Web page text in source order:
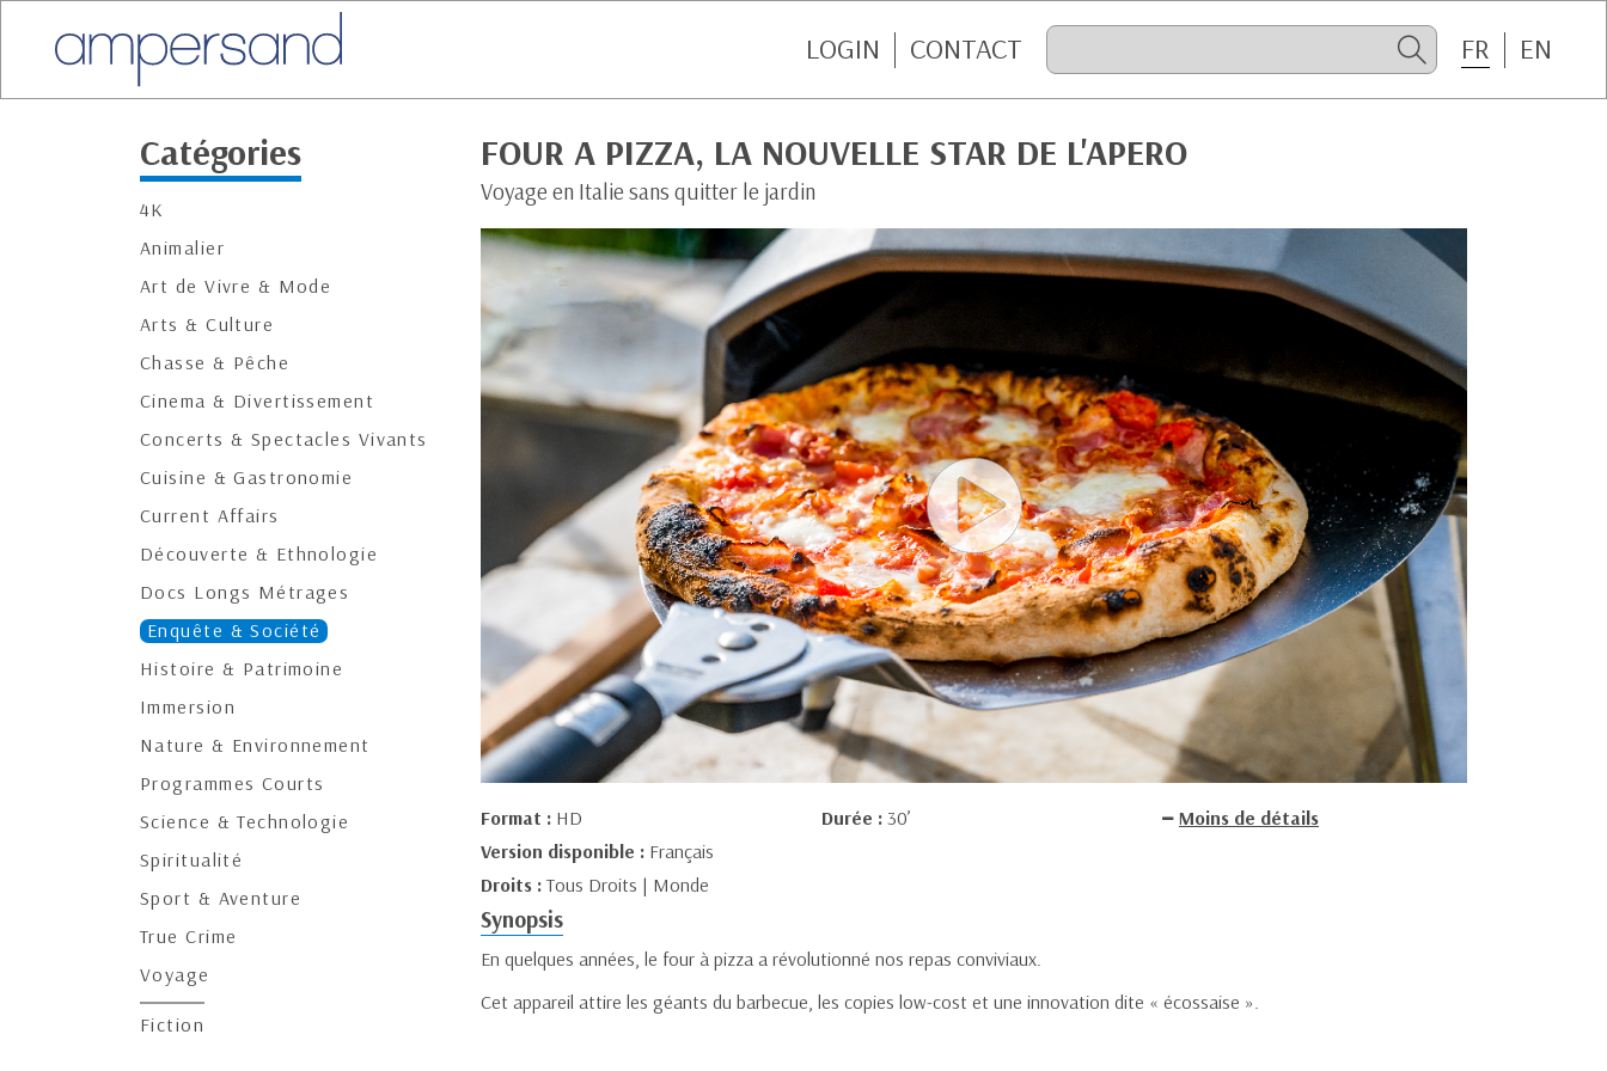
LOGIN CONTACT FR EN
Catégories
4K
Animalier
Art de Vivre & Mode
Arts & Culture
Chasse & Pêche
Cinema & Divertissement
Concerts & Spectacles Vivants
Cuisine & Gastronomie
Current Affairs
Découverte & Ethnologie
Docs Longs Métrages
Enquête & Société
Histoire & Patrimoine
Immersion
Nature & Environnement
Programmes Courts
Science & Technologie
Spiritualité
Sport & Aventure
True Crime
Voyage
Fiction
FOUR A PIZZA, LA NOUVELLE STAR DE L'APERO
Voyage en Italie sans quitter le jardin
Format : HD Durée : 30’
Moins de détails
Version disponible : Français
Droits :Tous Droits | Monde
Synopsis
En quelques années, le four à pizza a révolutionné nos repas conviviaux.
Cet appareil attire les géants du barbecue, les copies low-cost et une innovation dite « écossaise ».